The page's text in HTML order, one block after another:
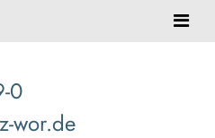
0
wor.de